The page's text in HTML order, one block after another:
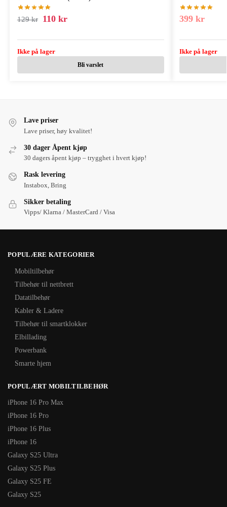
129kr 110 kr
Ikke på lager
Bli varslet
399 kr
Ikke på lager
Lave priser
Lave priser, høy kvalitet!
30 dager Åpent kjøp
30 dagers åpent kjøp – trygghet i hvert kjøp!
Rask levering
Instabox, Bring
Sikker betaling
Vipps/ Klarna / MasterCard / Visa
POPULÆRE KATEGORIER
Mobiltilbehør
Tilbehør til nettbrett
Datatilbehør
Kabler & Ladere
Tilbehør til smartklokker
Elbillading
Powerbank
Smarte hjem
POPULÆRT MOBILTILBEHØR
iPhone 16 Pro Max
iPhone 16 Pro
iPhone 16 Plus
iPhone 16
Galaxy S25 Ultra
Galaxy S25 Plus
Galaxy S25 FE
Galaxy S25